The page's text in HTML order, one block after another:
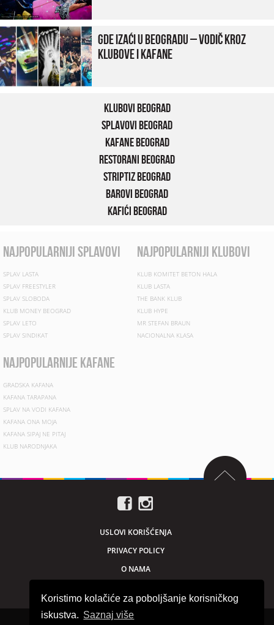
Koristimo kolačiće za poboljšanje korisničkog
iskustva. Saznaj više
Gde izaći u Beogradu – vodič kroz
klubove i kafane
Klubovi Beograd
Splavovi Beograd
Kafane Beograd
Restorani Beograd
Striptiz Beograd
Barovi Beograd
Kafići Beograd
najpopularniji splavovi
SPLAV LASTA
SPLAV FREESTYLER
SPLAV SLOBODA
KLUB MONEY BEOGRAD
SPLAV LETO
SPLAV SINDIKAT
najpopularniji klubovi
KLUB KOMITET BETON HALA
KLUB LASTA
THE BANK KLUB
KLUB HYPE
MR STEFAN BRAUN
NACIONALNA KLASA
najpopularnije kafane
GRADSKA KAFANA
KAFANA TARAPANA
SPLAV NA VODI KAFANA
KAFANA ONA MOJA
KAFANA SIPAJ NE PITAJ
KLUB NARODNJAKA
USLOVI KORIŠĆENJA
PRIVACY POLICY
O NAMA
Sva prava zadržana © 2026. beogradnocu.com